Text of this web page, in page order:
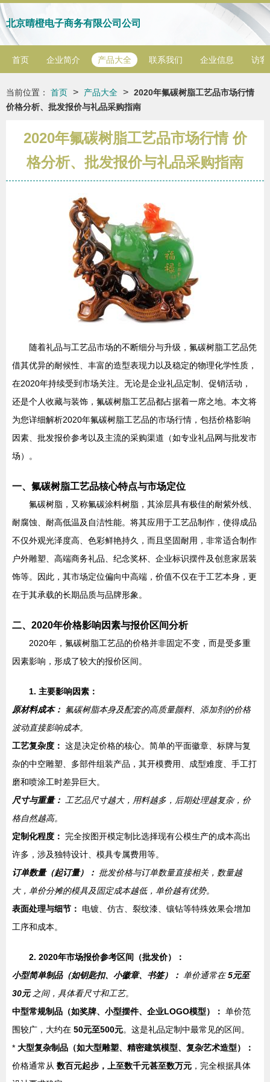
北京晴橙电子商务有限公司公司
首页 企业简介 产品大全 联系我们 企业信息 访客
当前位置： 首页 > 产品大全 > 2020年氟碳树脂工艺品市场行情
价格分析、批发报价与礼品采购指南
2020年氟碳树脂工艺品市场行情 价
格分析、批发报价与礼品采购指南
随着礼品与工艺品市场的不断细分与升级，氟碳树脂工艺品凭
借其优异的耐候性、丰富的造型表现力以及稳定的物理化学性质，
在2020年持续受到市场关注。无论是企业礼品定制、促销活动，
还是个人收藏与装饰，氟碳树脂工艺品都占据着一席之地。本文将
为您详细解析2020年氟碳树脂工艺品的市场行情，包括价格影响
因素、批发报价参考以及主流的采购渠道（如专业礼品网与批发市
场）。
一、氟碳树脂工艺品核心特点与市场定位
氟碳树脂，又称氟碳涂料树脂，其涂层具有极佳的耐紫外线、
耐腐蚀、耐高低温及自洁性能。将其应用于工艺品制作，使得成品
不仅外观光泽度高、色彩鲜艳持久，而且坚固耐用，非常适合制作
户外雕塑、高端商务礼品、纪念奖杯、企业标识摆件及创意家居装
饰等。因此，其市场定位偏向中高端，价值不仅在于工艺本身，更
在于其承载的长期品质与品牌形象。
二、2020年价格影响因素与报价区间分析
2020年，氟碳树脂工艺品的价格并非固定不变，而是受多重
因素影响，形成了较大的报价区间。
1. 主要影响因素：
原材料成本：
氟碳树脂本身及配套的高质量颜料、添加剂的价格
波动直接影响成本。
工艺复杂度： 这是决定价格的核心。简单的平面徽章、标牌与复
杂的中空雕塑、多部件组装产品，其开模费用、成型难度、手工打
磨和喷涂工时差异巨大。
尺寸与重量：
工艺品尺寸越大，用料越多，后期处理越复杂，价
格自然越高。
定制化程度：
完全按图开模定制比选择现有公模生产的成本高出
许多，涉及独特设计、模具专属费用等。
订单数量（起订量）： 批发价格与订单数量直接相关，数量越
大，单价分摊的模具及固定成本越低，单价越有优势。
表面处理与细节：
电镀、仿古、裂纹漆、镶钻等特殊效果会增加
工序和成本。
2. 2020年市场报价参考区间（批发价）：
小型简单制品（如钥匙扣、小徽章、书签）： 单价通常在5元至
30元之间，具体看尺寸和工艺。
中型常规制品（如奖牌、小型摆件、企业LOGO模型）： 单价范
围较广，大约在 50元至500元。这是礼品定制中最常见的区间。
* 大型复杂制品（如大型雕塑、精密建筑模型、复杂艺术造型）：
价格通常从 数百元起步，上至数千元甚至数万元 ，完全根据具体